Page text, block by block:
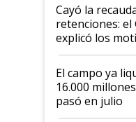
Cayó la
retenciones: el
explicó los
El campo ya
16.000
pasó en julio